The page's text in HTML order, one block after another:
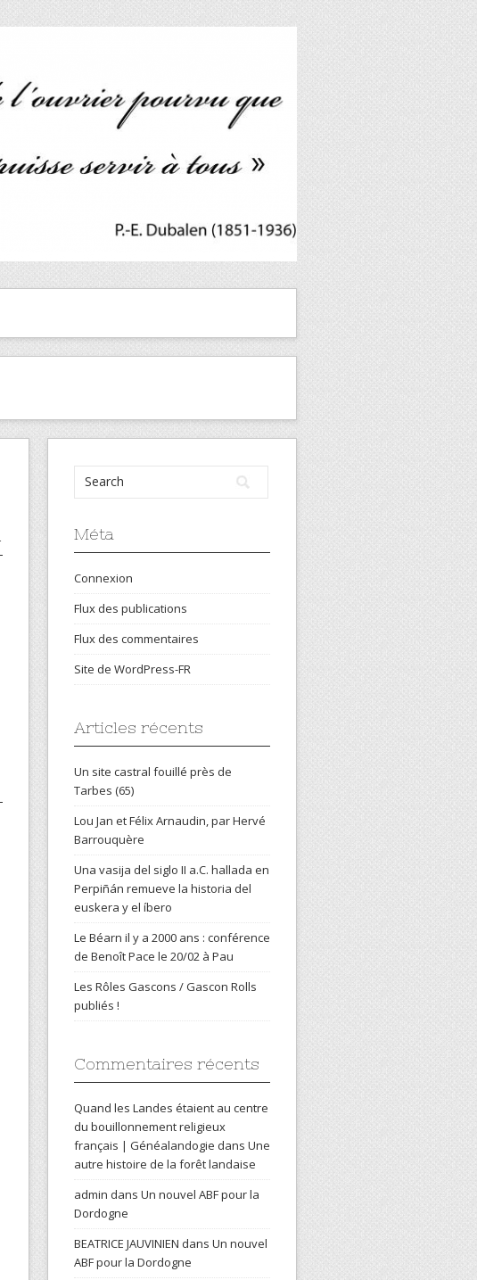
Méta
Connexion
Flux des publications
Flux des commentaires
Site de WordPress-FR
Articles récents
Un site castral fouillé près de
Tarbes (65)
Lou Jan et Félix Arnaudin, par Hervé
Barrouquère
Una vasija del siglo II a.C. hallada en
Perpiñán remueve la historia del
euskera y el íbero
Le Béarn il y a 2000 ans : conférence
de Benoît Pace le 20/02 à Pau
Les Rôles Gascons / Gascon Rolls
publiés !
Commentaires récents
Quand les Landes étaient au centre
du bouillonnement religieux
français | Généalandogie dans Une
autre histoire de la forêt landaise
admin dans Un nouvel ABF pour la
Dordogne
BEATRICE JAUVINIEN dans Un nouvel
ABF pour la Dordogne